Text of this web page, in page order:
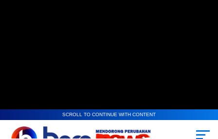
SCROLL TO CONTINUE WITH CONTENT